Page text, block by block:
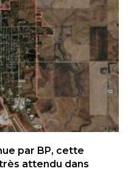
par BP, cette
attendu dans